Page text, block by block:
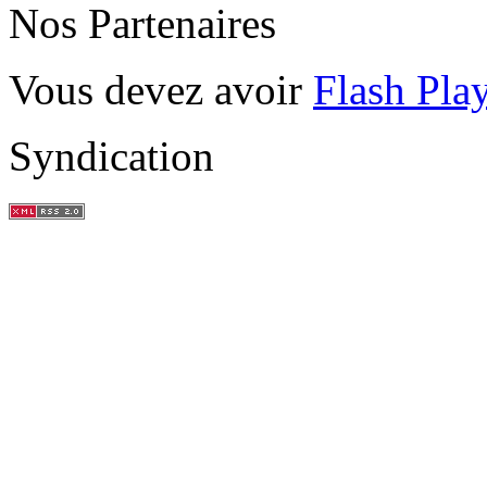
Nos Partenaires
Vous devez avoir Flash
Syndication